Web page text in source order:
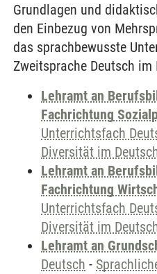
Grundlagen und
den Einbezug von
das sprachbewusste
Zweitsprache Deutsch
Lehramt an
Fachrichtung
Unterrichtsfach
Diversität im
Lehramt an
Fachrichtung
Unterrichtsfach
Diversität im
Lehramt an
Deutsch -